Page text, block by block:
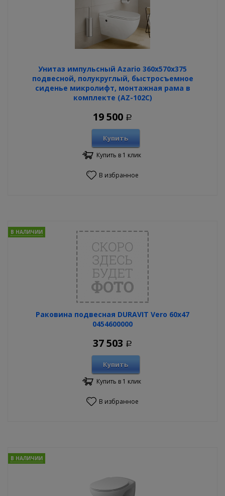
Унитаз импульсный Azario 360х570х375
подвесной, полукруглый, быстросъемное
сиденье микролифт, монтажная рама в
комплекте (AZ-102C)
19 500 Р
Купить
Купить в 1 клик
В избранное
Раковина подвесная DURAVIT Vero 60х47
0454600000
В НАЛИЧИИ
37 503 Р
Купить
Купить в 1 клик
В избранное
В НАЛИЧИИ